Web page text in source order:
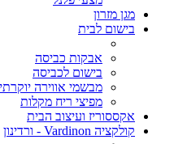
מגן מזרון
בישום לבית
אבקות כביסה
בישום לכביסה
מבשמי אווירה
מפיצי ריח מקלות
אקססוריז ועיצוב הבית
קולקציה Vardinon - ורדינון